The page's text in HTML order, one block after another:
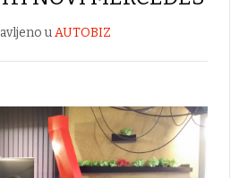
uAUTOBIZ